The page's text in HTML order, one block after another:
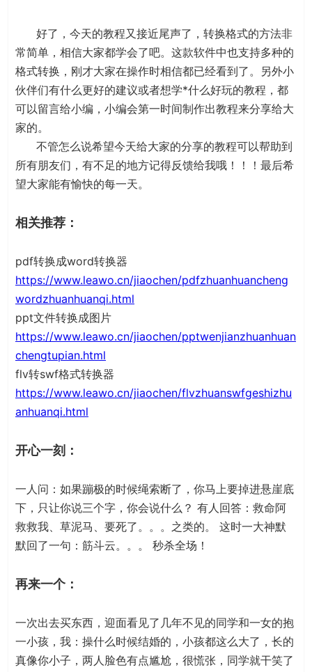
好了，今天的教程又接近尾声了，转换格式的方法非
常简单，相信大家都学会了吧。这款软件中也支持多种的
格式转换，刚才大家在操作时相信都已经看到了。另外小
伙伴们有什么更好的建议或者想学*什么好玩的教程，都
可以留言给小编，小编会第一时间制作出教程来分享给大
家的。
不管怎么说希望今天给大家的分享的教程可以帮助到
所有朋友们，有不足的地方记得反馈给我哦！！！最后希
望大家能有愉快的每一天。
相关推荐：
pdf转换成word转换器
https://www.leawo.cn/jiaochen/pdfzhuanhuancheng
wordzhuanhuanqi.html
ppt文件转换成图片
https://www.leawo.cn/jiaochen/pptwenjianzhuanhuan
chengtupian.html
flv转swf格式转换器
https://www.leawo.cn/jiaochen/flvzhuanswfgeshizhu
anhuanqi.html
开心一刻：
一人问：如果蹦极的时候绳索断了，你马上要掉进悬崖底
下，只让你说三个字，你会说什么？ 有人回答：救命阿
救救我、草泥马、要死了。。。之类的。 这时一大神默
默回了一句：筋斗云。。。 秒杀全场！
再来一个：
一次出去买东西，迎面看见了几年不见的同学和一女的抱
一小孩，我：操什么时候结婚的，小孩都这么大了，长的
真像你小子，两人脸色有点尴尬，很慌张，同学就干笑了